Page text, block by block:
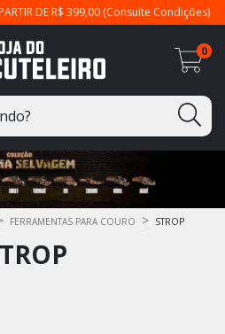
PARTIR DE R$ 399,00 (Consulte Condições)
0
FERRAMENTAS PARA COURO > STROP